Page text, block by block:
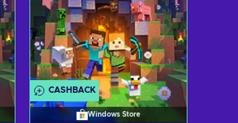
CASHBACK
Windows Store